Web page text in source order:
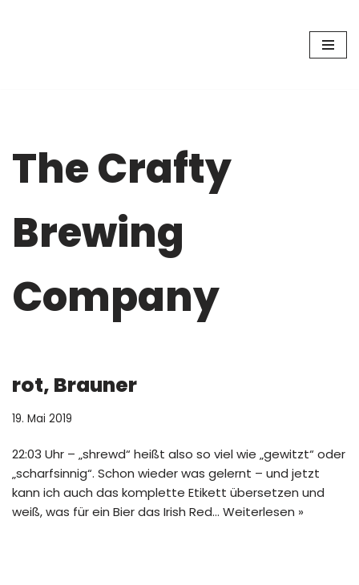
The Crafty
Brewing
Company
rot, Brauner
19. Mai 2019
22:03 Uhr – „shrewd“ heißt also so viel wie „gewitzt“ oder
„scharfsinnig“. Schon wieder was gelernt – und jetzt
kann ich auch das komplette Etikett übersetzen und
weiß, was für ein Bier das Irish Red… Weiterlesen »